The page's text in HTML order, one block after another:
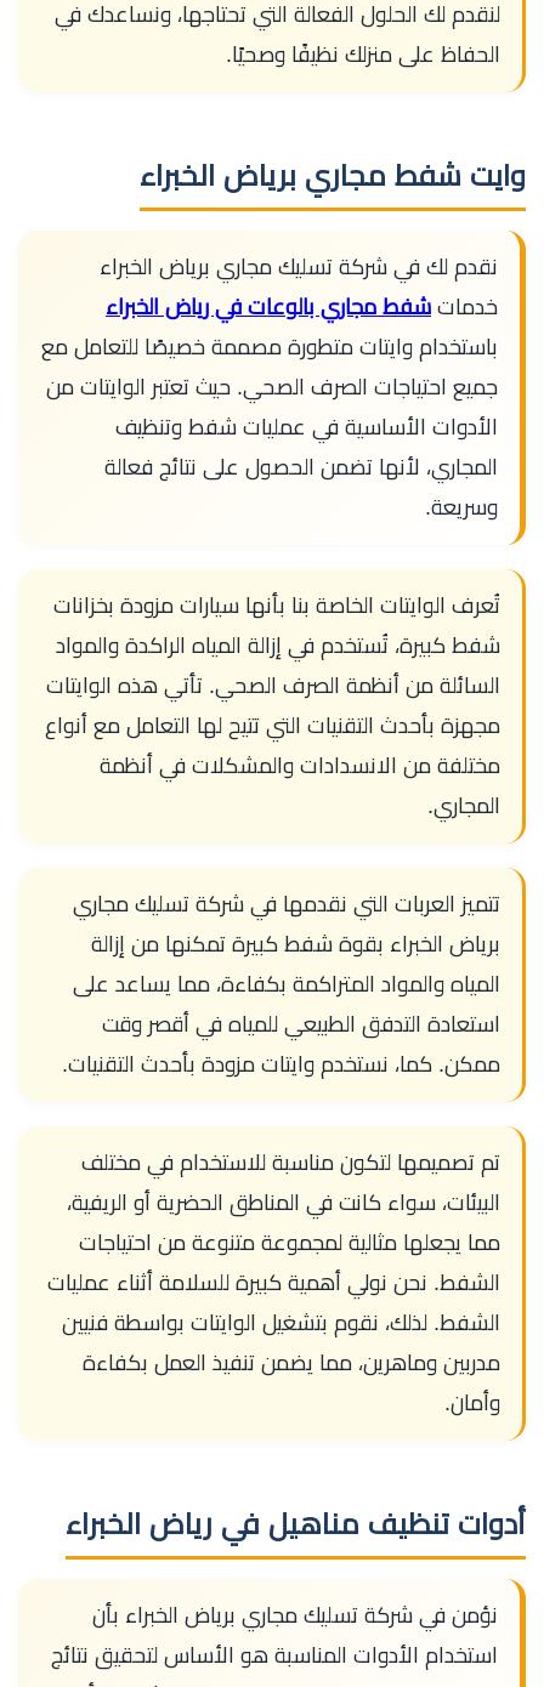
لنقدم لك الحلول الفعالة التي تحتاجها، ونساعدك في
الحفاظ على منزلك نظيفًا وصحيًا.
وايت شفط مجاري برياض الخبراء
نقدم لك في شركة تسليك مجاري برياض الخبراء
خدمات شفط مجاري بالوعات في رياض الخبراء
باستخدام وايتات متطورة مصممة خصيصًا للتعامل مع
جميع احتياجات الصرف الصحي. حيث تعتبر الوايتات من
الأدوات الأساسية في عمليات شفط وتنظيف
المجاري، لأنها تضمن الحصول على نتائج فعالة
وسريعة.
تُعرف الوايتات الخاصة بنا بأنها سيارات مزودة بخزانات
شفط كبيرة، تُستخدم في إزالة المياه الراكدة والمواد
السائلة من أنظمة الصرف الصحي. تأتي هذه الوايتات
مجهزة بأحدث التقنيات التي تتيح لها التعامل مع أنواع
مختلفة من الانسدادات والمشكلات في أنظمة
المجاري.
تتميز العربات التي نقدمها في شركة تسليك مجاري
برياض الخبراء بقوة شفط كبيرة تمكنها من إزالة
المياه والمواد المتراكمة بكفاءة، مما يساعد على
استعادة التدفق الطبيعي للمياه في أقصر وقت
ممكن. كما، نستخدم وايتات مزودة بأحدث التقنيات.
تم تصميمها لتكون مناسبة للاستخدام في مختلف
البيئات، سواء كانت في المناطق الحضرية أو الريفية،
مما يجعلها مثالية لمجموعة متنوعة من احتياجات
الشفط. نحن نولي أهمية كبيرة للسلامة أثناء عمليات
الشفط. لذلك، نقوم بتشغيل الوايتات بواسطة فنيين
مدربين وماهرين، مما يضمن تنفيذ العمل بكفاءة
وأمان.
أدوات تنظيف مناهيل في رياض الخبراء
نؤمن في شركة تسليك مجاري برياض الخبراء بأن
استخدام الأدوات المناسبة هو الأساس لتحقيق نتائج